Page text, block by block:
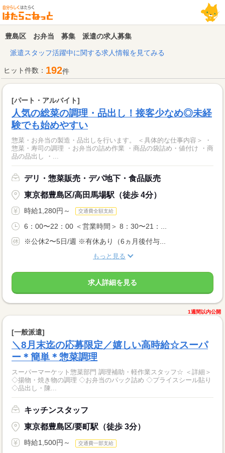
豊島区 お弁当 募集 派遣の求人募集
派遣スタッフ活躍中に関する求人情報を見てみる
ヒット件数： 192件
[パート・アルバイト]
人気の総菜の調理・品出し！接客少なめ◎未経
験でも始めやすい
惣菜・お弁当の製造・品出しを行います。 ＜具体的な仕事内容＞ ・
惣菜・寿司の調理 ・お弁当の詰め作業 ・商品の袋詰め・値付け ・商
品の品出し ・...
デリ・惣菜販売・デパ地下・食品販売
東京都豊島区/高田馬場駅（徒歩 4分）
時給1,280円～ 交通費全額支給
6：00〜22：00 ＜営業時間＞ 8：30〜21：...
※公休2〜5日/週 ※有休あり（6ヵ月後付与...
もっと見る
求人詳細を見る
1週間以内公開
[一般派遣]
＼8月末迄の応募限定／嬉しい高時給☆スーパ
ー＊簡単＊惣菜調理
スーパーマーケット惣菜部門 調理補助・軽作業スタッフ☆ ＜詳細＞
◇揚物・焼き物の調理 ◇お弁当のパック詰め ◇プライスシール貼り
◇品出し・陳...
キッチンスタッフ
東京都豊島区/要町駅（徒歩 3分）
時給1,500円～ 交通費一部支給